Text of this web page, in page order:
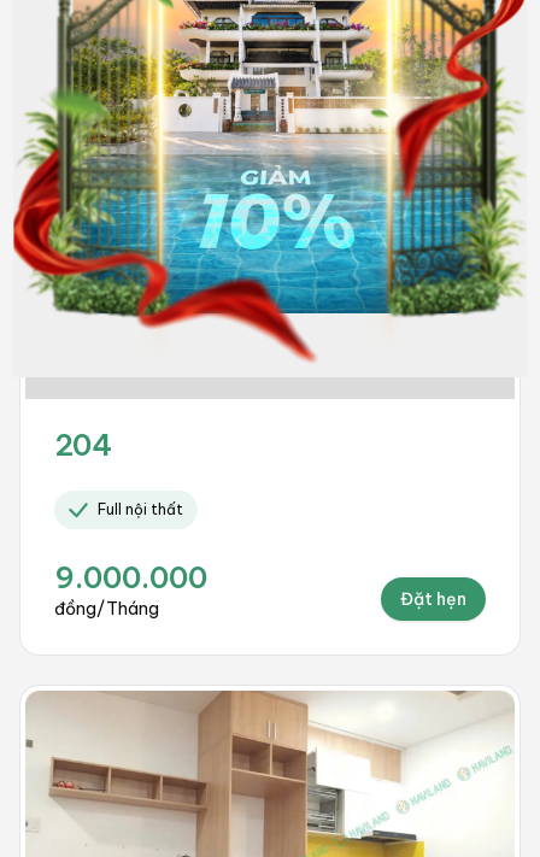
9.000.000
đồng/Tháng Hết phòng
204
Full nội thất
9.000.000
đồng/Tháng Đặt hẹn